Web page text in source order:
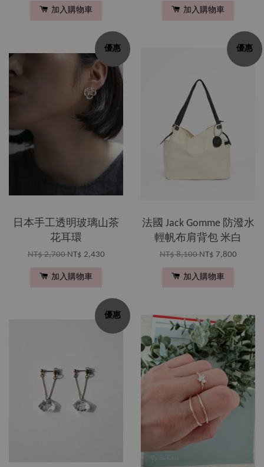
加入購物車 加入購物車
優惠
日本手工透明玻璃山茶
花耳環
NT$ 2,700NT$ 2,430
加入購物車
優惠
法國 Jack Gomme 防潑水
輕帆布肩背包 米白
NT$ 8,100NT$ 7,800
加入購物車
優惠